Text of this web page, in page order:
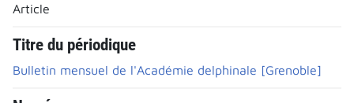
Article
Titre du périodique
Bulletin mensuel de l'Académie delphinale [Grenoble]